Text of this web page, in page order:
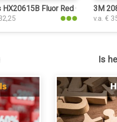
interieurfolie
HX20615B Fluor Red Gloss3M
v.a. €
Is